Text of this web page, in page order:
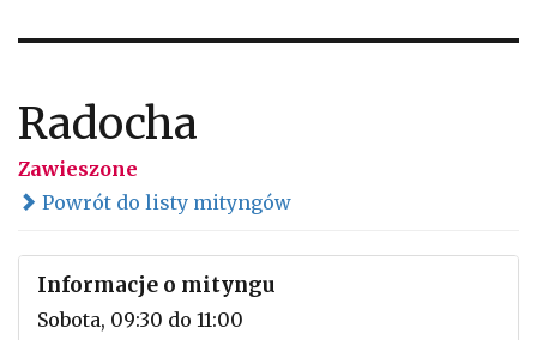
Radocha
Zawieszone
Powrót do listy mityngów
Informacje o mityngu
Sobota, 09:30 do 11:00